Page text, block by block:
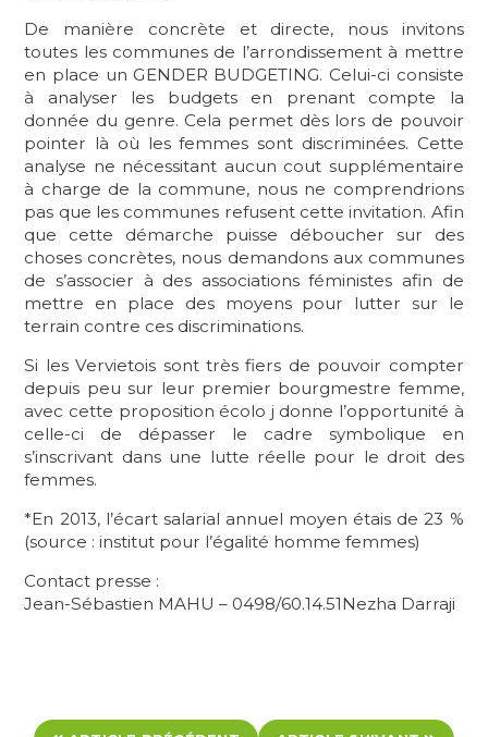
De manière concrète et directe, nous invitons
toutes les communes de l’arrondissement à mettre
en place un GENDER BUDGETING. Celui-ci consiste
à analyser les budgets en prenant compte la
donnée du genre. Cela permet dès lors de pouvoir
pointer là où les femmes sont discriminées. Cette
analyse ne nécessitant aucun cout supplémentaire
à charge de la commune, nous ne comprendrions
pas que les communes refusent cette invitation. Afin
que cette démarche puisse déboucher sur des
choses concrètes, nous demandons aux communes
de s’associer à des associations féministes afin de
mettre en place des moyens pour lutter sur le
terrain contre ces discriminations.
Si les Vervietois sont très fiers de pouvoir compter
depuis peu sur leur premier bourgmestre femme,
avec cette proposition écolo j donne l’opportunité à
celle-ci de dépasser le cadre symbolique en
s’inscrivant dans une lutte réelle pour le droit des
femmes.
*En 2013, l’écart salarial annuel moyen étais de 23 %
(source : institut pour l’égalité homme femmes)
Contact presse :
Jean-Sébastien MAHU – 0498/60.14.51Nezha Darraji